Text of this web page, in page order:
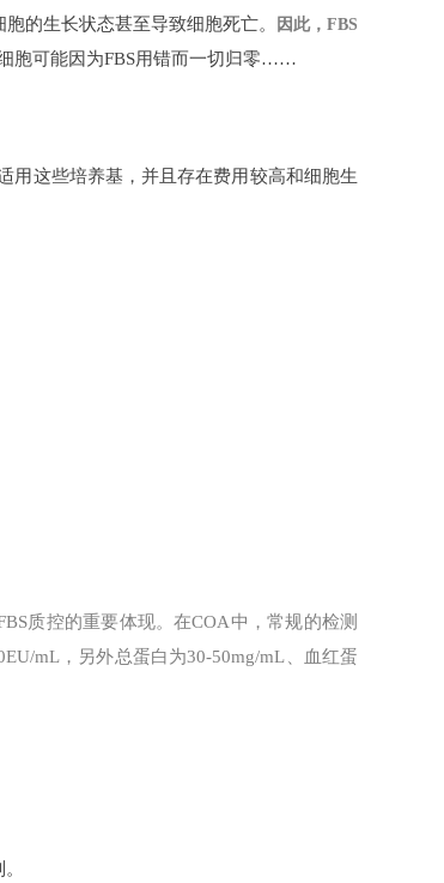
的生长状态甚至导致细胞死亡。
因此，FBS
胞可能因为FBS用错而一切归零……
用这些培养基，并且存在费用较高和细胞生
质控的重要体现。在COA中，常规的检测
mL，另外总蛋白为30-50mg/mL、血红蛋